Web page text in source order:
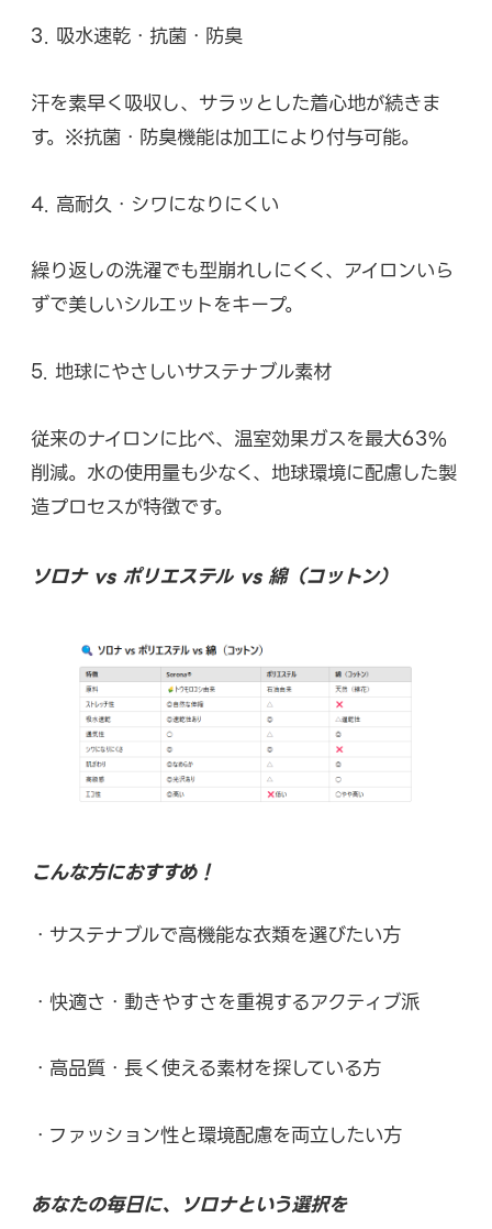
3. 吸水速乾・抗菌・防臭
汗を素早く吸収し、サラッとした着心地が続きま
す。※抗菌・防臭機能は加工により付与可能。
4. 高耐久・シワになりにくい
繰り返しの洗濯でも型崩れしにくく、アイロンいら
ずで美しいシルエットをキープ。
5. 地球にやさしいサステナブル素材
従来のナイロンに比べ、温室効果ガスを最大63%
削減。水の使用量も少なく、地球環境に配慮した製
造プロセスが特徴です。
ソロナ vs ポリエステル vs 綿（コットン）
こんな方におすすめ！
・サステナブルで高機能な衣類を選びたい方
・快適さ・動きやすさを重視するアクティブ派
・高品質・長く使える素材を探している方
・ファッション性と環境配慮を両立したい方
あなたの毎日に、ソロナという選択を